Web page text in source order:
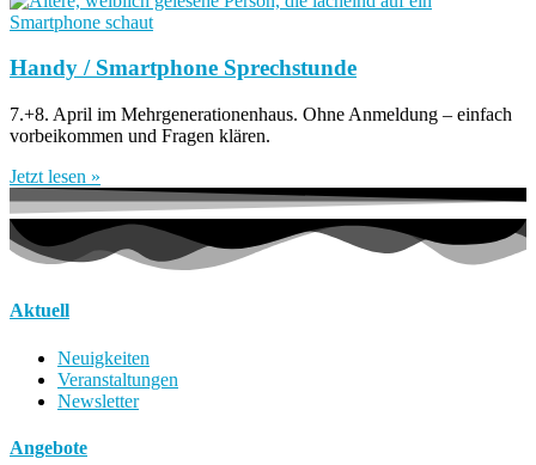
Handy / Smartphone Sprechstunde
7.+8. April im Mehrgenerationenhaus. Ohne Anmeldung – einfach
vorbeikommen und Fragen klären.
Jetzt lesen »
Aktuell
Neuigkeiten
Veranstaltungen
Newsletter
Angebote